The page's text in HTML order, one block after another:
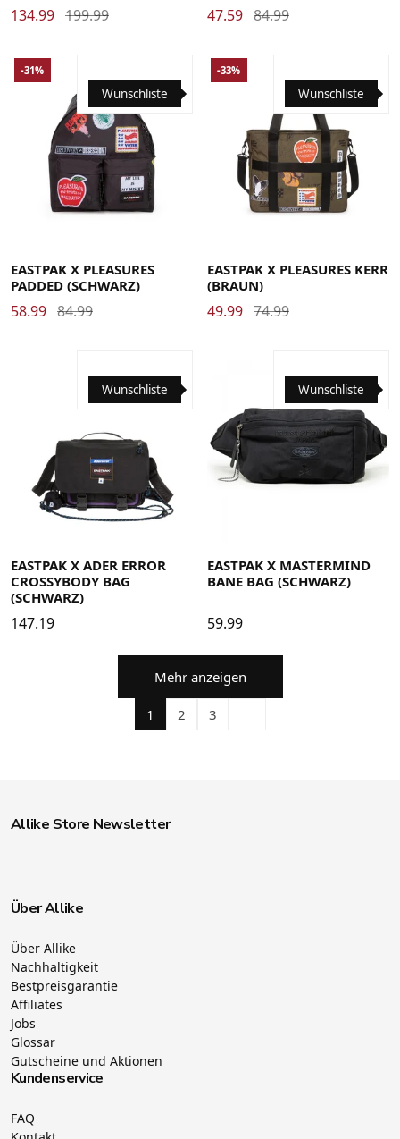
134.99 199.99 47.59 84.99
Wunschliste
-31%
EASTPAK X PLEASURES
PADDED (SCHWARZ)
58.99 84.99
Wunschliste
-33%
EASTPAK X PLEASURES KERR
(BRAUN)
49.99 74.99
Wunschliste
EASTPAK X ADER ERROR
CROSSYBODY BAG
(SCHWARZ)
147.19
Wunschliste
EASTPAK X MASTERMIND
BANE BAG (SCHWARZ)
59.99
Mehr anzeigen
1 2 3
Allike Store Newsletter
Über Allike
Über Allike
Nachhaltigkeit
Bestpreisgarantie
Affiliates
Jobs
Glossar
Gutscheine und Aktionen
Kundenservice
FAQ